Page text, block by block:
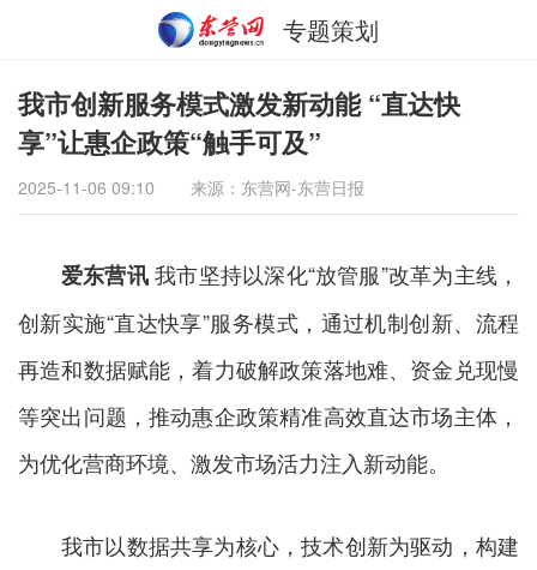
专题策划
我市创新服务模式激发新动能 “直达快
享”让惠企政策“触手可及”
2025-11-06 09:10 来源：东营网-东营日报
爱东营讯我市坚持以深化“放管服”改革为主线，
创新实施“直达快享”服务模式，通过机制创新、流程
再造和数据赋能，着力破解政策落地难、资金兑现慢
等突出问题，推动惠企政策精准高效直达市场主体，
为优化营商环境、激发市场活力注入新动能。
我市以数据共享为核心，技术创新为驱动，构建